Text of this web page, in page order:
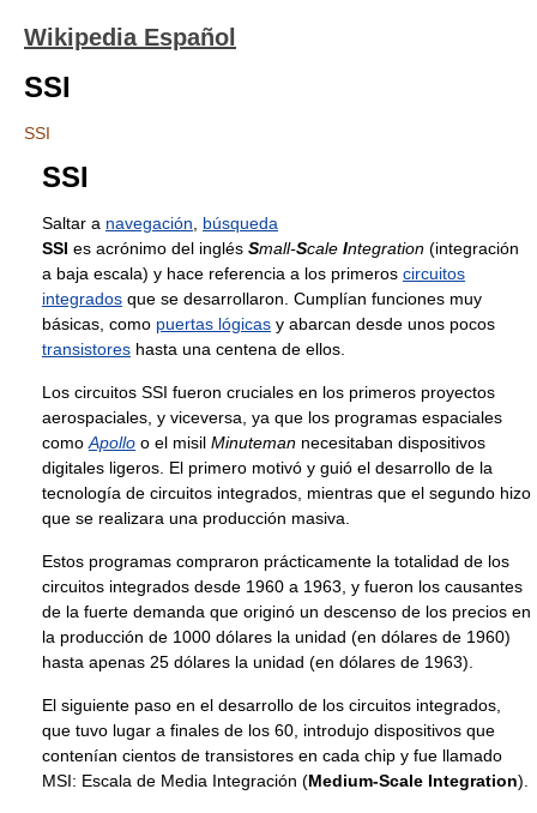
Wikipedia Español
SSI
SSI
SSI
Saltar a navegación
búsqueda
SSI es acrónimo del inglés Small-Scale Integration (integración
a baja escala) y hace referencia a los primeros circuitos
integrados que se desarrollaron. Cumplían funciones muy
básicas, como puertas lógicas y abarcan desde unos pocos
transistores hasta una centena de ellos.
Los circuitos SSI fueron cruciales en los primeros proyectos
aerospaciales, y viceversa, ya que los programas espaciales
como Apollo o el misil Minuteman necesitaban dispositivos
digitales ligeros. El primero motivó y guió el desarrollo de la
tecnología de circuitos integrados, mientras que el segundo hizo
que se realizara una producción masiva.
Estos programas compraron prácticamente la totalidad de los
circuitos integrados desde 1960 a 1963, y fueron los causantes
de la fuerte demanda que originó un descenso de los precios en
la producción de 1000 dólares la unidad (en dólares de 1960)
hasta apenas 25 dólares la unidad (en dólares de 1963).
El siguiente paso en el desarrollo de los circuitos integrados,
que tuvo lugar a finales de los 60, introdujo dispositivos que
contenían cientos de transistores en cada chip y fue llamado
MSI: Escala de Media Integración (Medium-Scale Integration).